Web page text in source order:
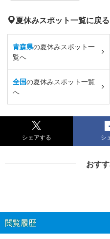
夏休みスポット一覧に戻る
青森県の夏休みスポット一
覧へ
全国の夏休みスポット一覧
へ
シェアする シ
おす
閲覧履歴